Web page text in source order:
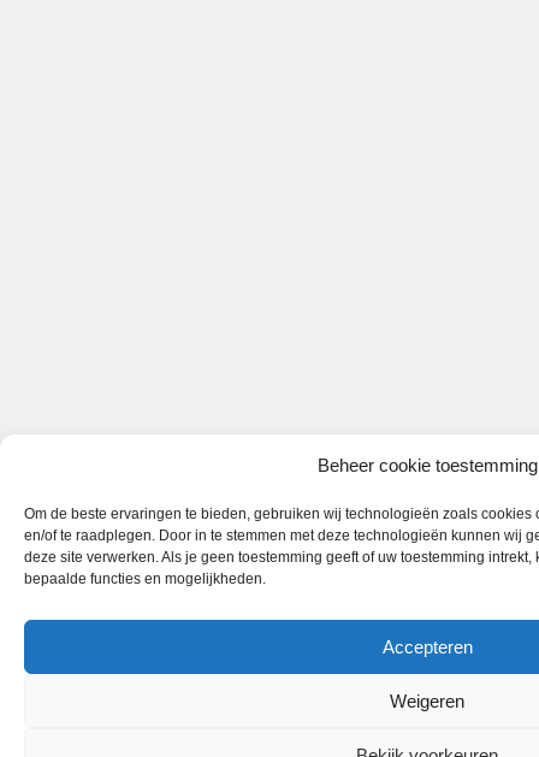
Beheer cookie toestemming
Om de beste ervaringen te bieden, gebruiken wij technologieën zoals
en/of te raadplegen. Door in te stemmen met deze technologieën kunnen wij
deze site verwerken. Als je geen toestemming geeft of uw toestemming
bepaalde functies en mogelijkheden.
Accepteren
Weigeren